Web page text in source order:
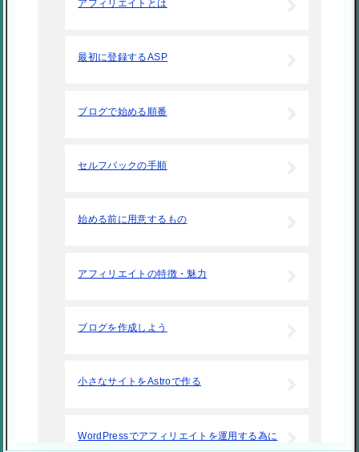
アフィリエイトとは
最初に登録するASP
ブログで始める順番
セルフバックの手順
始める前に用意するもの
アフィリエイトの特徴・魅力
ブログを作成しよう
小さなサイトをAstroで作る
WordPressでアフィリエイトを運用する為に